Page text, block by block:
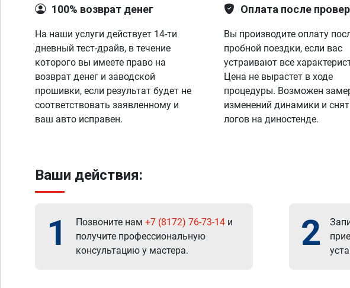
100% возврат денег
На наши услуги действует 14-ти
дневный тест-драйв, в течение
которого вы имеете право на
возврат денег и заводской
прошивки, если результат будет не
соответствовать заявленному и
ваш авто исправен.
Оплата после
Вы производите оплату
пробной поездки, если вас
устраивают все
Цена не вырастет в ходе
процедуры. Возможен
изменений динамики и
логов на диностенде.
Ваши действия:
1 Позвоните нам +7 (8172) 76-73-14 и
получите профессиональную
консультацию у мастера.
2